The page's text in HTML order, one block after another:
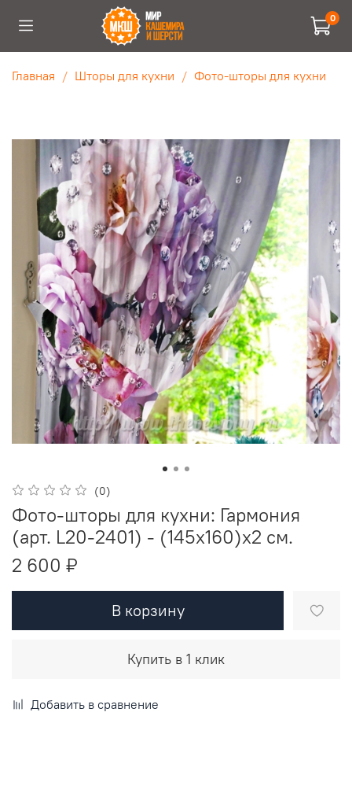
0
Главная Шторы для кухни Фото-шторы для кухни
(0)
Фото-шторы для кухни: Гармония
(арт. L20-2401) - (145х160)х2 см.
2 600 ₽
В корзину
Купить в 1 клик
Добавить в сравнение